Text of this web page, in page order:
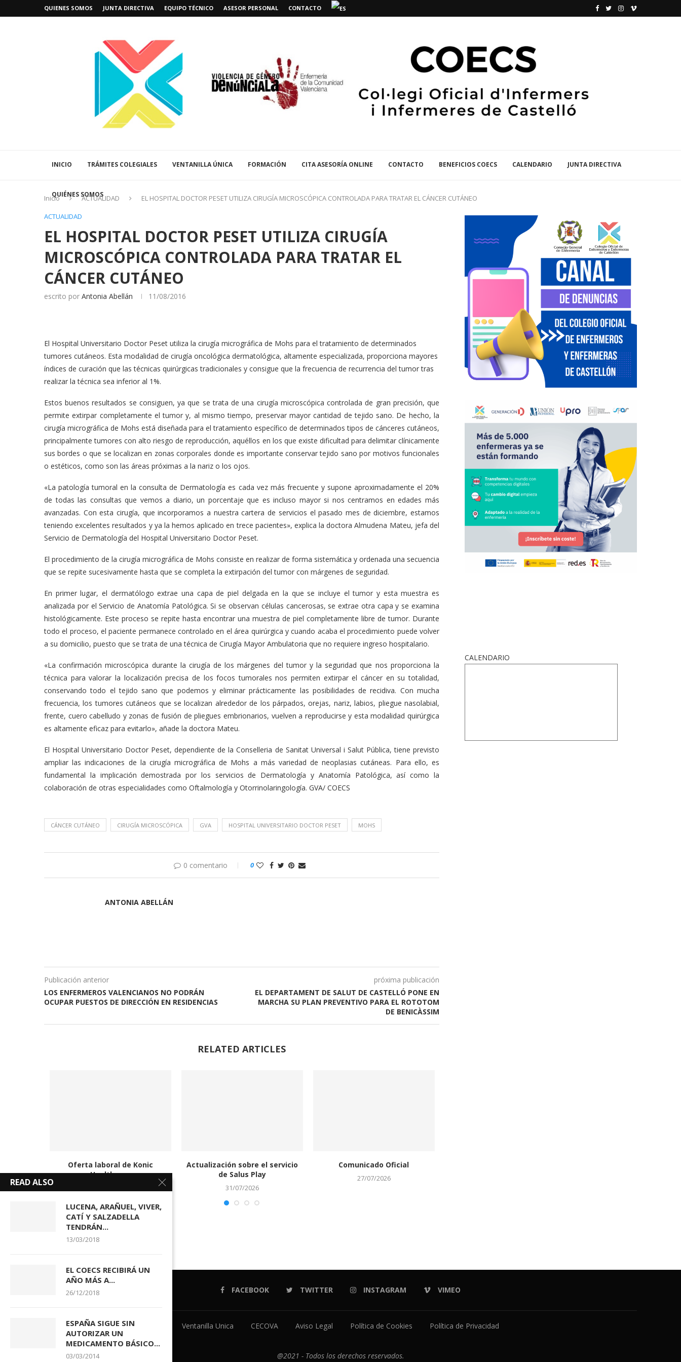
QUIENES SOMOS JUNTA DIRECTIVA EQUIPO TÉCNICO ASESOR PERSONAL CONTACTO
INICIO TRÁMITES COLEGIALES VENTANILLA ÚNICA FORMACIÓN CITA ASESORÍA ONLINE CONTACTO BENEFICIOS COECS CALENDARIO JUNTA DIRECTIVA
QUIÉNES SOMOS
Inicio ACTUALIDAD
EL HOSPITAL DOCTOR PESET UTILIZA CIRUGÍA MICROSCÓPICA CONTROLADA PARA TRATAR EL CÁNCER CUTÁNEO
ACTUALIDAD
EL HOSPITAL DOCTOR PESET UTILIZA CIRUGÍA
MICROSCÓPICA CONTROLADA PARA TRATAR EL
CÁNCER CUTÁNEO
escrito por Antonia Abellán 11/08/2016
El Hospital Universitario Doctor Peset utiliza la cirugía micrográfica de Mohs para el tratamiento de determinados
tumores cutáneos. Esta modalidad de cirugía oncológica dermatológica, altamente especializada, proporciona mayores
índices de curación que las técnicas quirúrgicas tradicionales y consigue que la frecuencia de recurrencia del tumor tras
realizar la técnica sea inferior al 1%.
Estos buenos resultados se consiguen, ya que se trata de una cirugía microscópica controlada de gran precisión, que
permite extirpar completamente el tumor y, al mismo tiempo, preservar mayor cantidad de tejido sano. De hecho, la
cirugía micrográfica de Mohs está diseñada para el tratamiento específico de determinados tipos de cánceres cutáneos,
principalmente tumores con alto riesgo de reproducción, aquéllos en los que existe dificultad para delimitar clínicamente
sus bordes o que se localizan en zonas corporales donde es importante conservar tejido sano por motivos funcionales
o estéticos, como son las áreas próximas a la nariz o los ojos.
«La patología tumoral en la consulta de Dermatología es cada vez más frecuente y supone aproximadamente el 20%
de todas las consultas que vemos a diario, un porcentaje que es incluso mayor si nos centramos en edades más
avanzadas. Con esta cirugía, que incorporamos a nuestra cartera de servicios el pasado mes de diciembre, estamos
teniendo excelentes resultados y ya la hemos aplicado en trece pacientes», explica la doctora Almudena Mateu, jefa del
Servicio de Dermatología del Hospital Universitario Doctor Peset.
El procedimiento de la cirugía micrográfica de Mohs consiste en realizar de forma sistemática y ordenada una secuencia
que se repite sucesivamente hasta que se completa la extirpación del tumor con márgenes de seguridad.
En primer lugar, el dermatólogo extrae una capa de piel delgada en la que se incluye el tumor y esta muestra es
analizada por el Servicio de Anatomía Patológica. Si se observan células cancerosas, se extrae otra capa y se examina
histológicamente. Este proceso se repite hasta encontrar una muestra de piel completamente libre de tumor. Durante
todo el proceso, el paciente permanece controlado en el área quirúrgica y cuando acaba el procedimiento puede volver
a su domicilio, puesto que se trata de una técnica de Cirugía Mayor Ambulatoria que no requiere ingreso hospitalario.
«La confirmación microscópica durante la cirugía de los márgenes del tumor y la seguridad que nos proporciona la
técnica para valorar la localización precisa de los focos tumorales nos permiten extirpar el cáncer en su totalidad,
conservando todo el tejido sano que podemos y eliminar prácticamente las posibilidades de recidiva. Con mucha
frecuencia, los tumores cutáneos que se localizan alrededor de los párpados, orejas, nariz, labios, pliegue nasolabial,
frente, cuero cabelludo y zonas de fusión de pliegues embrionarios, vuelven a reproducirse y esta modalidad quirúrgica
es altamente eficaz para evitarlo», añade la doctora Mateu.
El Hospital Universitario Doctor Peset, dependiente de la Conselleria de Sanitat Universal i Salut Pública, tiene previsto
ampliar las indicaciones de la cirugía micrográfica de Mohs a más variedad de neoplasias cutáneas. Para ello, es
fundamental la implicación demostrada por los servicios de Dermatología y Anatomía Patológica, así como la
colaboración de otras especialidades como Oftalmología y Otorrinolaringología. GVA/ COECS
CÁNCER CUTÁNEO CIRUGÍA MICROSCÓPICA GVA HOSPITAL UNIVERSITARIO DOCTOR PESET MOHS
0 comentario 0
ANTONIA ABELLÁN
Publicación anterior
LOS ENFERMEROS VALENCIANOS NO PODRÁN
OCUPAR PUESTOS DE DIRECCIÓN EN RESIDENCIAS
próxima publicación
EL DEPARTAMENT DE SALUT DE CASTELLÓ PONE EN
MARCHA SU PLAN PREVENTIVO PARA EL ROTOTOM
DE BENICÀSSIM
RELATED ARTICLES
Oferta laboral de Konic
Healthcare
Actualización sobre el servicio
de Salus Play
31/07/2026
Comunicado Oficial
27/07/2026
CALENDARIO
FACEBOOK TWITTER INSTAGRAM VIMEO
Ventanilla Unica CECOVA Aviso Legal Política de Cookies Política de Privacidad
@2021 - Todos los derechos reservados.
READ ALSO
LUCENA, ARAÑUEL, VIVER,
CATÍ Y SALZADELLA
TENDRÁN...
13/03/2018
EL COECS RECIBIRÁ UN
AÑO MÁS A...
26/12/2018
ESPAÑA SIGUE SIN
AUTORIZAR UN
MEDICAMENTO BÁSICO...
03/03/2014